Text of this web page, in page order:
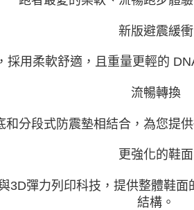
新版避震緩衝
採用柔軟舒適，且重量更輕的
流暢轉換
和分段式防震墊相結合，為您提
更強化的鞋面
3D彈力列印科技，提供整體鞋
結構。